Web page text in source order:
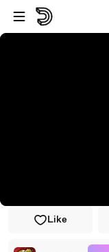
Vai al lettore
Passa al contenuto
Like